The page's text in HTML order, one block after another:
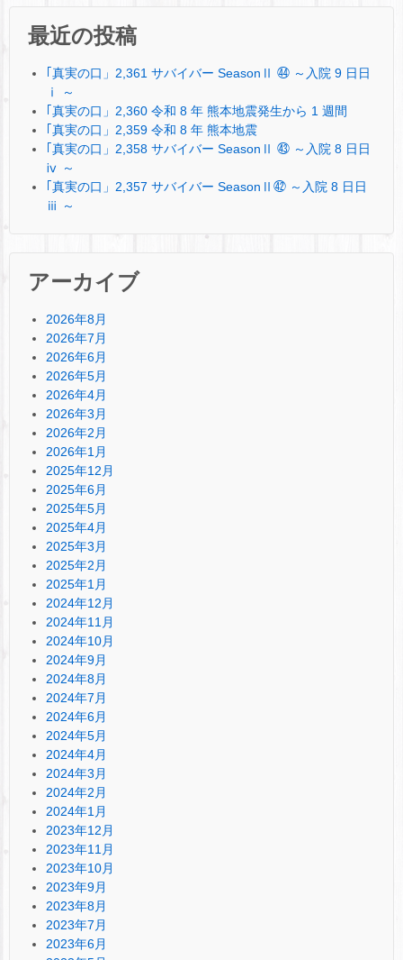
最近の投稿
｢真実の口」2,361 サバイバー SeasonⅡ ㊹ ～入院 9 日日
ⅰ ～
｢真実の口」2,360 令和 8 年 熊本地震発生から 1 週間
｢真実の口」2,359 令和 8 年 熊本地震
｢真実の口」2,358 サバイバー SeasonⅡ ㊸ ～入院 8 日日
ⅳ ～
｢真実の口」2,357 サバイバー SeasonⅡ㊷ ～入院 8 日日
ⅲ ～
アーカイブ
2026年8月
2026年7月
2026年6月
2026年5月
2026年4月
2026年3月
2026年2月
2026年1月
2025年12月
2025年6月
2025年5月
2025年4月
2025年3月
2025年2月
2025年1月
2024年12月
2024年11月
2024年10月
2024年9月
2024年8月
2024年7月
2024年6月
2024年5月
2024年4月
2024年3月
2024年2月
2024年1月
2023年12月
2023年11月
2023年10月
2023年9月
2023年8月
2023年7月
2023年6月